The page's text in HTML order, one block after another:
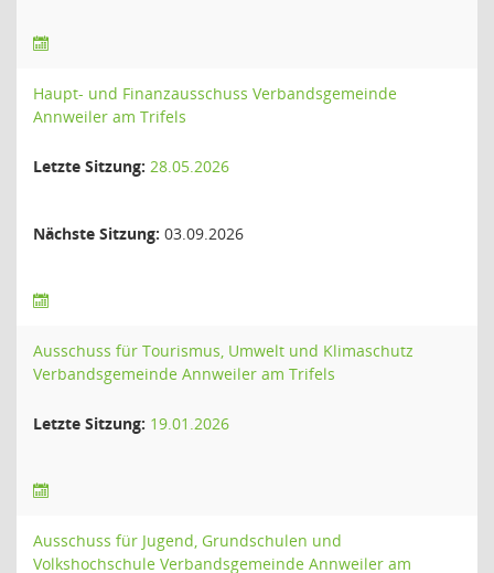
Haupt- und Finanzausschuss Verbandsgemeinde
Annweiler am Trifels
Letzte Sitzung: 28.05.2026
Nächste Sitzung: 03.09.2026
Ausschuss für Tourismus, Umwelt und Klimaschutz
Verbandsgemeinde Annweiler am Trifels
Letzte Sitzung: 19.01.2026
Ausschuss für Jugend, Grundschulen und
Volkshochschule Verbandsgemeinde Annweiler am